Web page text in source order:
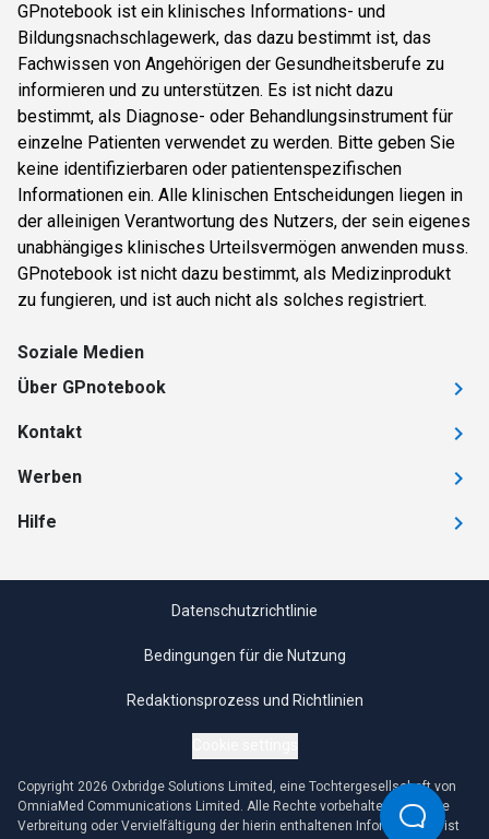
GPnotebook ist ein klinisches Informations- und
Bildungsnachschlagewerk, das dazu bestimmt ist, das
Fachwissen von Angehörigen der Gesundheitsberufe zu
informieren und zu unterstützen. Es ist nicht dazu
bestimmt, als Diagnose- oder Behandlungsinstrument für
einzelne Patienten verwendet zu werden. Bitte geben Sie
keine identifizierbaren oder patientenspezifischen
Informationen ein. Alle klinischen Entscheidungen liegen in
der alleinigen Verantwortung des Nutzers, der sein eigenes
unabhängiges klinisches Urteilsvermögen anwenden muss.
GPnotebook ist nicht dazu bestimmt, als Medizinprodukt
zu fungieren, und ist auch nicht als solches registriert.
Soziale Medien
Über GPnotebook
Kontakt
Werben
Hilfe
Datenschutzrichtlinie
Bedingungen für die Nutzung
Redaktionsprozess und Richtlinien
Copyright 2026 Oxbridge Solutions Limited, eine Tochtergesellschaft von
OmniaMed Communications Limited. Alle Rechte vorbehalten. Jegliche
Verbreitung oder Vervielfältigung der hierin enthaltenen Informationen ist